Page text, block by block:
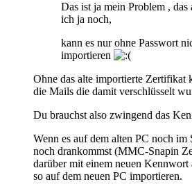
Das ist ja mein Problem ,
ich ja noch,
kann es nur ohne Passwort
importieren
Ohne das alte importierte Zertifikat
die Mails die damit verschlüsselt
Du brauchst also zwingend das
Wenn es auf dem alten PC noch im
noch drankommst (MMC-Snapin
darüber mit einem neuen
so auf dem neuen PC importieren.